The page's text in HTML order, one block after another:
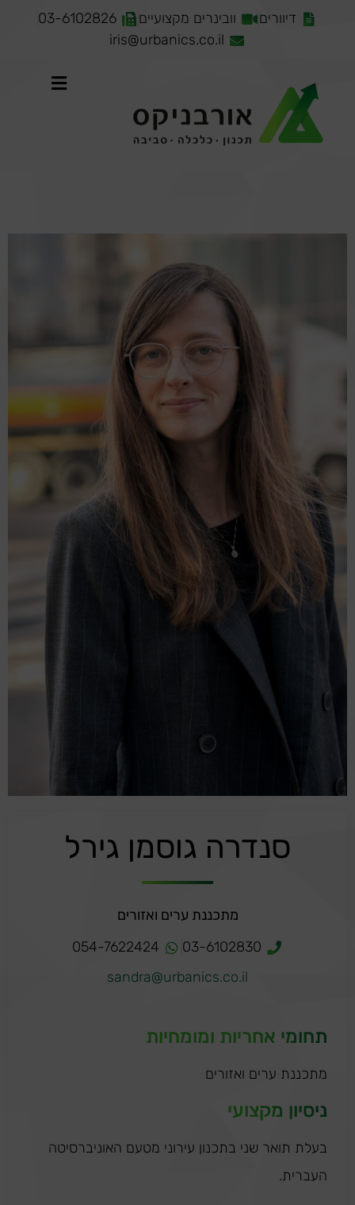
דיוורים וובינרים מקצועיים
03-6102826
iris@urbanics.co.il
סנדרה גוסמן גירל
מתכננת ערים ואזורים
03-6102830
054-7622424
sandra@urbanics.co.il
תחומי אחריות ומומחיות
מתכננת ערים ואזורים
ניסיון מקצועי
בעלת תואר שני בתכנון עירוני מטעם האוניברסיטה
העברית.